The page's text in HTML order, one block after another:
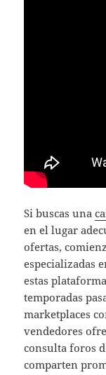
Si buscas una
en el lugar
ofertas,
especializadas
estas
temporadas
marketplaces
vendedores
consulta foros
comparten